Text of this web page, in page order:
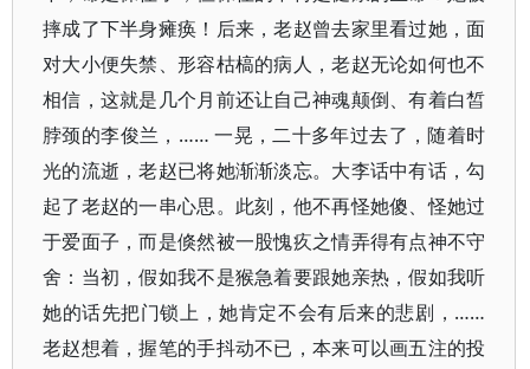
摔成了下半身瘫痪！后来，老赵曾去家里看过她，面
对大小便失禁、形容枯槁的病人，老赵无论如何也不
相信，这就是几个月前还让自己神魂颠倒、有着白皙
脖颈的李俊兰，…… 一晃，二十多年过去了，随着时
光的流逝，老赵已将她渐渐淡忘。大李话中有话，勾
起了老赵的一串心思。此刻，他不再怪她傻、怪她过
于爱面子，而是倏然被一股愧疚之情弄得有点神不守
舍：当初，假如我不是猴急着要跟她亲热，假如我听
她的话先把门锁上，她肯定不会有后来的悲剧，……
老赵想着，握笔的手抖动不已，本来可以画五注的投